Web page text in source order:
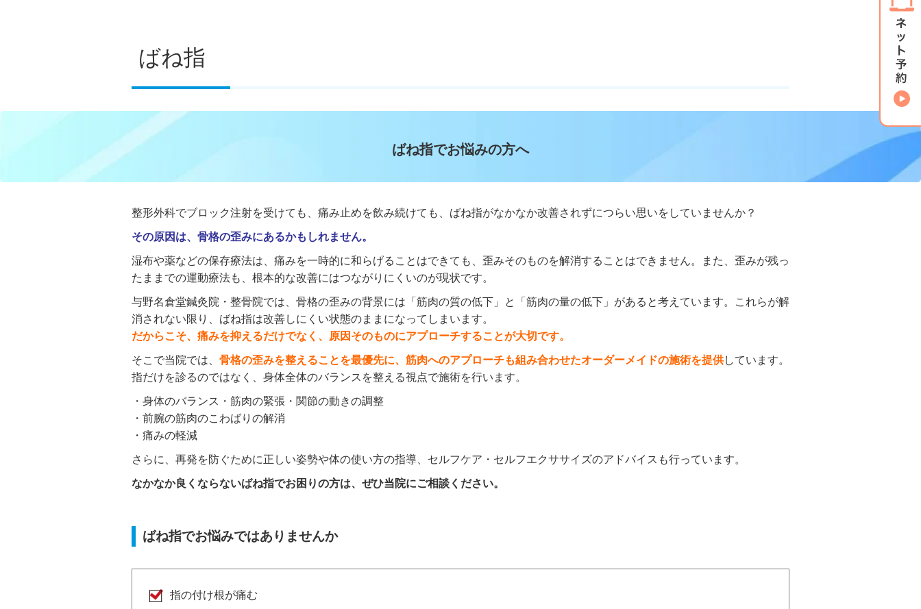
ばね指
ばね指でお悩みの方へ
整形外科でブロック注射を受けても、痛み止めを飲み続けても、ばね指がなかなか改善されずにつらい思いをしていませんか？
その原因は、骨格の歪みにあるかもしれません。
湿布や薬などの保存療法は、痛みを一時的に和らげることはできても、歪みそのものを解消することはできません。また、歪みが残っ
たままでの運動療法も、根本的な改善にはつながりにくいのが現状です。
与野名倉堂鍼灸院・整骨院では、骨格の歪みの背景には「筋肉の質の低下」と「筋肉の量の低下」があると考えています。これらが解
消されない限り、ばね指は改善しにくい状態のままになってしまいます。
だからこそ、痛みを抑えるだけでなく、原因そのものにアプローチすることが大切です。
そこで当院では、 骨格の歪みを整えることを最優先に、筋肉へのアプローチも組み合わせたオーダーメイドの施術を提供しています。
指だけを診るのではなく、身体全体のバランスを整える視点で施術を行います。
・身体のバランス・筋肉の緊張・関節の動きの調整
・前腕の筋肉のこわばりの解消
・痛みの軽減
さらに、再発を防ぐために正しい姿勢や体の使い方の指導、セルフケア・セルフエクササイズのアドバイスも行っています。
なかなか良くならないばね指でお困りの方は、ぜひ当院にご相談ください。
ばね指でお悩みではありませんか
指の付け根が痛む